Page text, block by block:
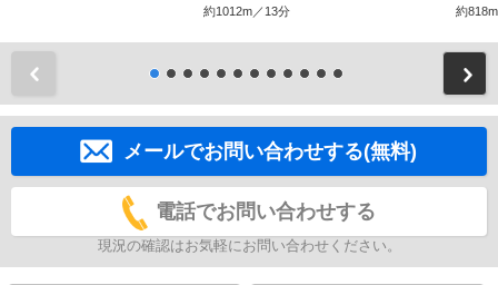
約1012m／13分 約
メールでお問い合わせする(無料)
電話でお問い合わせする
現況の確認はお気軽にお問い合わせください。